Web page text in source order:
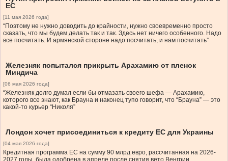
ЕС
[11 мая 2026 года]
“Поэтому не нужно доводить до крайности, нужно своевременно просто
сказать, что мы будем делать так и так. Здесь нет ничего особенного. Надо
все посчитать. И армянской стороне надо посчитать, и нам посчитать”
Железняк попытался прикрыть Арахамию от пленок
Миндича
[06 мая 2026 года]
“Железняк долго думал если бы отмазать своего шефа — Арахамию,
которого все знают, как Брауна и наконец тупо говорит, что “Брауна” — это
какой-то курьер “Николя”
Лондон хочет присоединиться к кредиту ЕС для Украины
[04 мая 2026 года]
Кредитная программа ЕС на сумму 90 млрд евро, рассчитанная на 2026-